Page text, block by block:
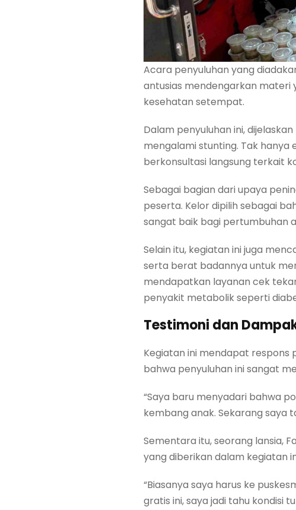
Acara penyuluhan yang
antusias mendengarkan materi
kesehatan setempat.
Dalam penyuluhan ini,
mengalami stunting. Tak
berkonsultasi langsung terkait
Sebagai bagian dari upaya
peserta. Kelor dipilih sebagai
sangat baik bagi pertumbuhan
Selain itu, kegiatan ini juga
serta berat badannya untuk
mendapatkan layanan cek
penyakit metabolik seperti
Testimoni dan
Kegiatan ini mendapat respons
bahwa penyuluhan ini sangat
“Saya baru menyadari bahwa
kembang anak. Sekarang saya
Sementara itu, seorang lansia,
yang diberikan dalam kegiatan
“Biasanya saya harus ke
gratis ini, saya jadi tahu kondisi